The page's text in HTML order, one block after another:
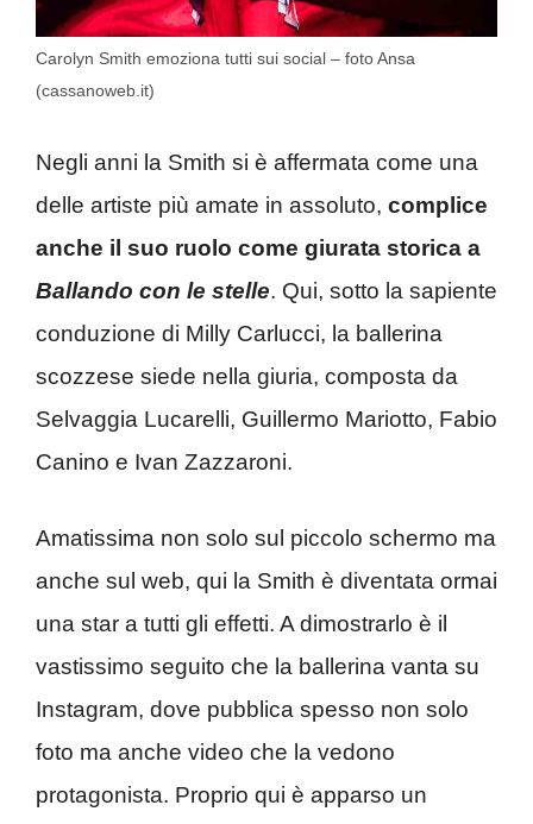
Carolyn Smith emoziona tutti sui social – foto Ansa
(cassanoweb.it)
Negli anni la Smith si è affermata come una
delle artiste più amate in assoluto, complice
anche il suo ruolo come giurata storica a
Ballando con le stelle. Qui, sotto la sapiente
conduzione di Milly Carlucci, la ballerina
scozzese siede nella giuria, composta da
Selvaggia Lucarelli, Guillermo Mariotto, Fabio
Canino e Ivan Zazzaroni.
Amatissima non solo sul piccolo schermo ma
anche sul web, qui la Smith è diventata ormai
una star a tutti gli effetti. A dimostrarlo è il
vastissimo seguito che la ballerina vanta su
Instagram, dove pubblica spesso non solo
foto ma anche video che la vedono
protagonista. Proprio qui è apparso un